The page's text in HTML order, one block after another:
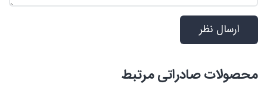
محصولات صادراتی مرتبط